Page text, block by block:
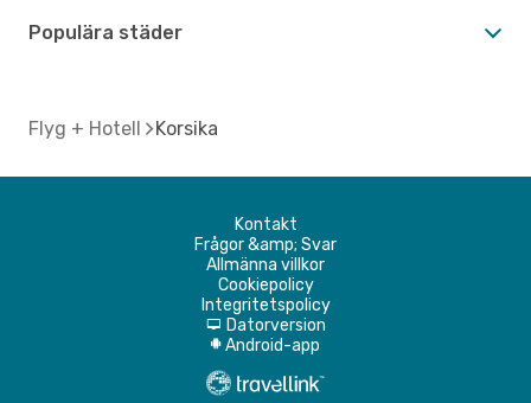
Populära städer
Flyg + Hotell Korsika
Kontakt
Frågor &amp; Svar
Allmänna villkor
Cookiepolicy
Integritetspolicy
d Datorversion
A Android-app